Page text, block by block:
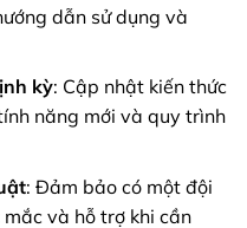
dẫn sử dụng và
kỳ: Cập nhật kiến thức
năng mới và quy trình
: Đảm bảo có một đội
và hỗ trợ khi cần